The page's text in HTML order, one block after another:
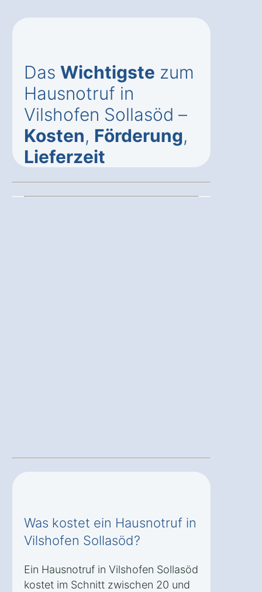
Das Wichtigste zum
Hausnotruf in
Vilshofen Sollasöd –
Kosten, Förderung,
Lieferzeit
Was kostet ein Hausnotruf in
Vilshofen Sollasöd?
Ein Hausnotruf in Vilshofen Sollasöd
kostet im Schnitt zwischen 20 und